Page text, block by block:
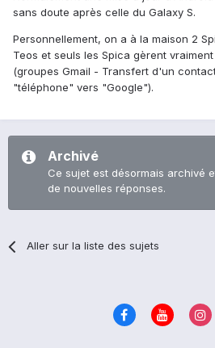
sans doute après celle du Galaxy S.
Personnellement, on a à la maison 2
Teos et seuls les Spica gèrent
(groupes Gmail - Transfert d'un
"téléphone" vers "Google").
Archivé
Ce sujet est désormais archivé
de nouvelles réponses.
Aller sur la liste des sujets